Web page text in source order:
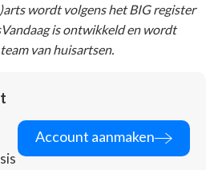
wordt volgens het BIG register
is ontwikkeld en wordt
van huisartsen.
Account aanmaken